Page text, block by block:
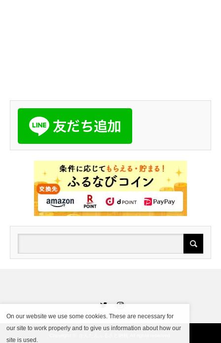
On our website we use some cookies. These are necessary for
our site to work properly and to give us information about how our
site is used.